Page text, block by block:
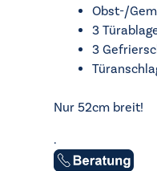
Obst-/
3
3
Nur 52cm breit!
.